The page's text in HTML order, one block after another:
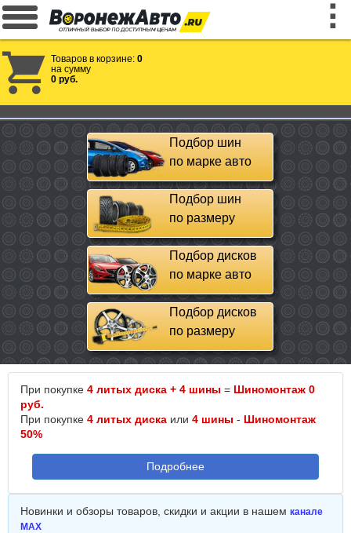
Товаров в корзине: 0
на сумму
0 руб.
Подбор шин
по марке авто
Подбор шин
по размеру
Подбор дисков
по марке авто
Подбор дисков
по размеру
При покупке 4 литых диска + 4 шины = Шиномонтаж 0
руб.
При покупке 4 литых диска или 4 шины - Шиномонтаж
50%
Подробнее
Новинки и обзоры товаров, скидки и акции в нашем канале
MAX